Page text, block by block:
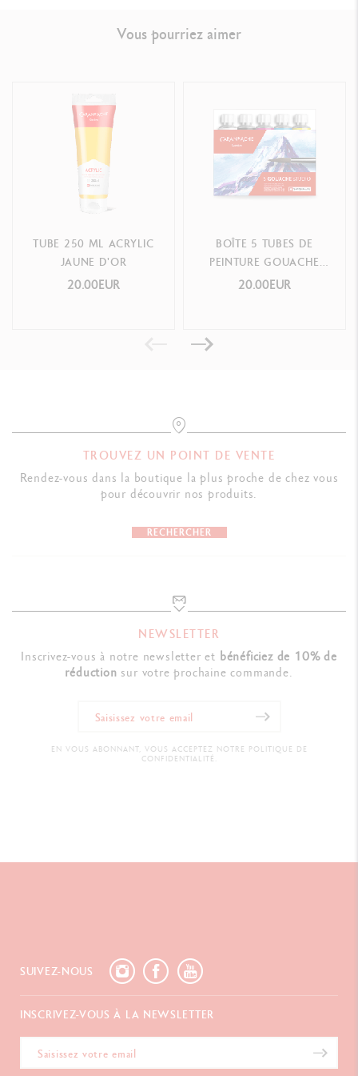
Vous pourriez aimer
TUBE 250 ML ACRYLIC
JAUNE D'OR
20.00EUR
BOÎTE 5 TUBES DE
PEINTURE GOUACHE
STUDIO 10 ML
20.00EUR
TROUVEZ UN POINT DE VENTE
Rendez-vous dans la boutique la plus proche de chez vous
pour découvrir nos produits.
RECHERCHER
NEWSLETTER
Inscrivez-vous à notre newsletter et bénéficiez de 10% de
réduction sur votre prochaine commande.
EN VOUS ABONNANT, VOUS ACCEPTEZ NOTRE POLITIQUE DE
CONFIDENTIALITÉ.
SUIVEZ-NOUS
INSCRIVEZ-VOUS À LA NEWSLETTER